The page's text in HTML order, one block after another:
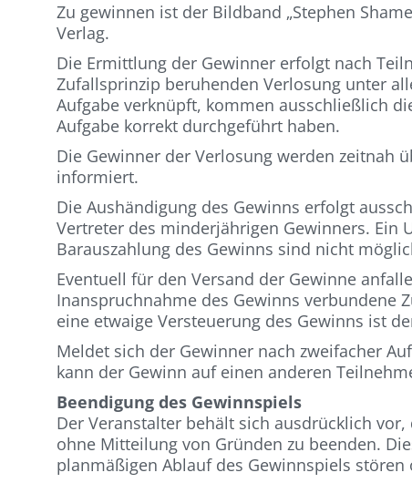
Zu gewinnen ist der Bildband „Stephen
Verlag.
Die Ermittlung der Gewinner erfolgt nach
Zufallsprinzip beruhenden Verlosung unter
Aufgabe verknüpft, kommen ausschließlich
Aufgabe korrekt durchgeführt haben.
Die Gewinner der Verlosung werden zeitnah
informiert.
Die Aushändigung des Gewinns erfolgt
Vertreter des minderjährigen Gewinners. Ein
Barauszahlung des Gewinns sind nicht
Eventuell für den Versand der Gewinne
Inanspruchnahme des Gewinns verbundene
eine etwaige Versteuerung des Gewinns ist
Meldet sich der Gewinner nach zweifacher
kann der Gewinn auf einen anderen
Beendigung des Gewinnspiels
Der Veranstalter behält sich ausdrücklich
ohne Mitteilung von Gründen zu beenden.
planmäßigen Ablauf des Gewinnspiels